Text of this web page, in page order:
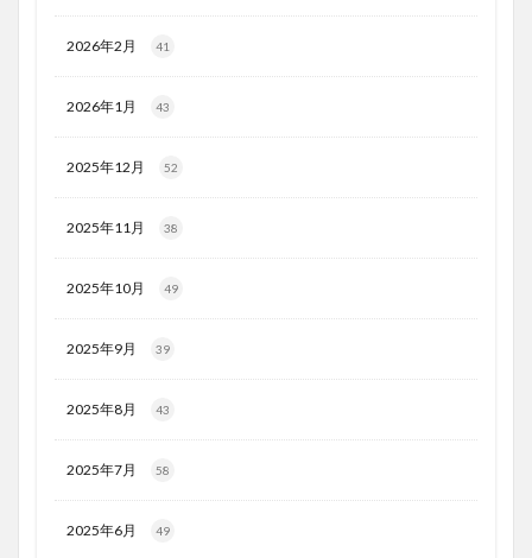
2026年2月 41
2026年1月 43
2025年12月 52
2025年11月 38
2025年10月 49
2025年9月 39
2025年8月 43
2025年7月 58
2025年6月 49